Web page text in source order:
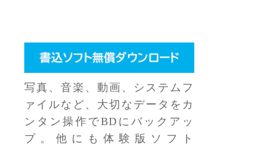
写真、音楽、動画、システムフ
ァイルなど、大切なデータをカ
ンタン操作でBDにバックアッ
プ。他にも体験版ソフト